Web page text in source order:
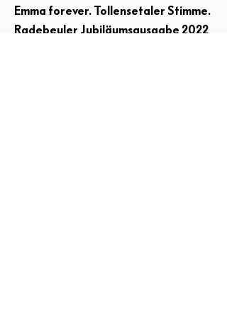
Emma forever. Tollensetaler Stimme.
Radebeuler Jubiläumsausgabe 2022